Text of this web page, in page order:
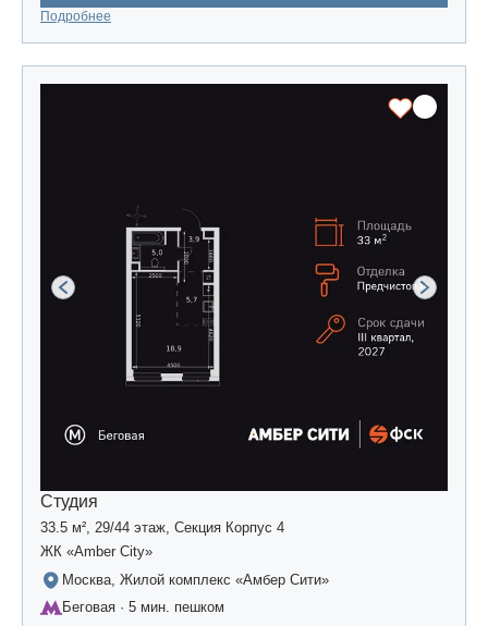
Подробнее
Студия
33.5 м², 29/44 этаж, Секция Корпус 4
ЖК «Amber Сity»
Москва, Жилой комплекс «Амбер Сити»
Беговая · 5 мин. пешком